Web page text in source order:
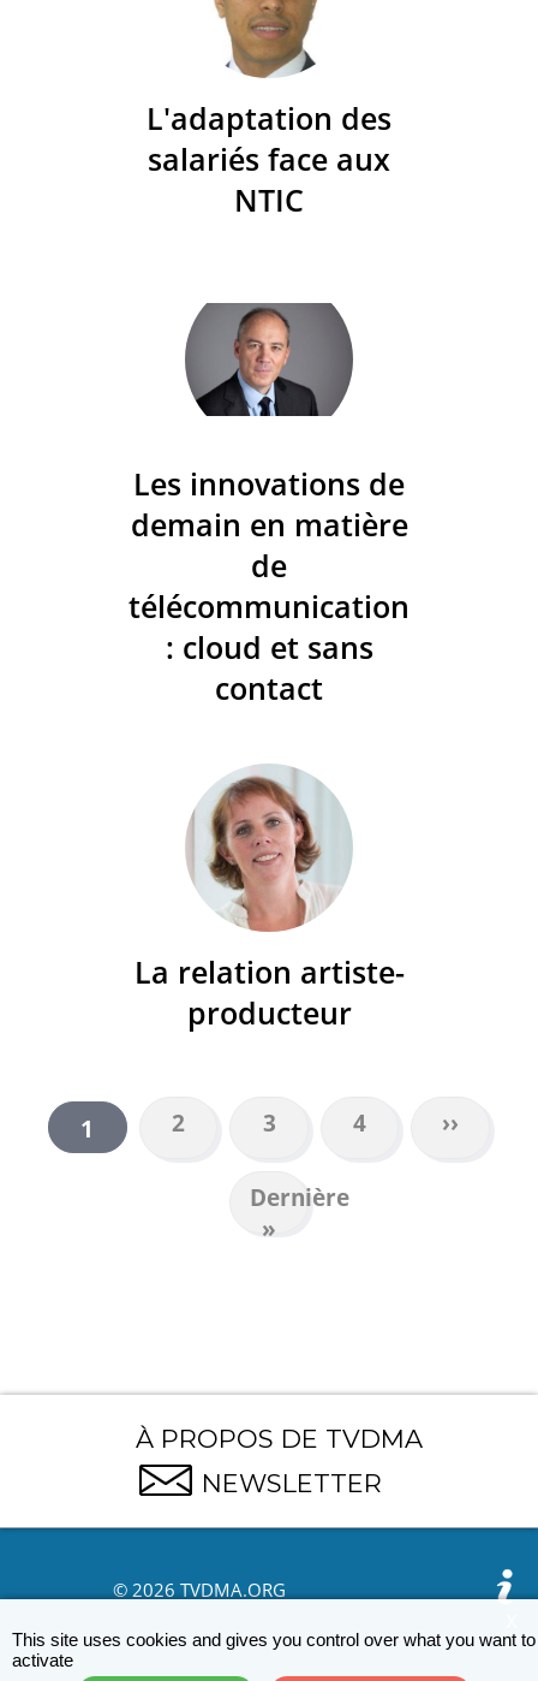
L'adaptation des
salariés face aux
NTIC
Les innovations de
demain en matière
de
télécommunication
: cloud et sans
contact
La relation artiste-
producteur
PAGINATION
Page
courante
1 Page
2 Page
3 Page
4
Page
››
Dernière
page
Dernière
»
À PROPOS DE TVDMA
NEWSLETTER
© 2026 TVDMA.ORG
This site uses cookies and gives you control over what you want to
activate